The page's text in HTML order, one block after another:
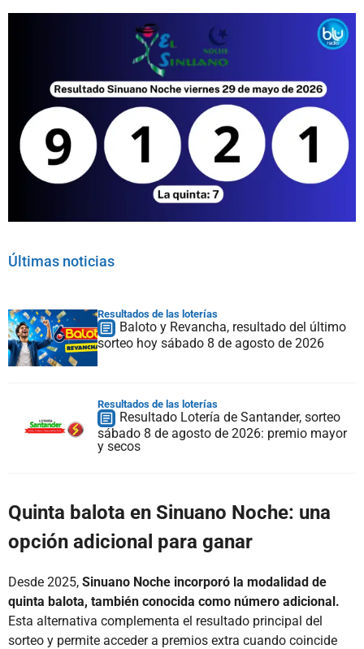
Últimas noticias
Resultados de las loterías
Baloto y Revancha, resultado del último
sorteo hoy sábado 8 de agosto de 2026
Resultados de las loterías
Resultado Lotería de Santander, sorteo
sábado 8 de agosto de 2026: premio mayor
y secos
Quinta balota en Sinuano Noche: una
opción adicional para ganar
Desde 2025, Sinuano Noche incorporó la modalidad de
quinta balota, también conocida como número adicional.
Esta alternativa complementa el resultado principal del
sorteo y permite acceder a premios extra cuando coincide